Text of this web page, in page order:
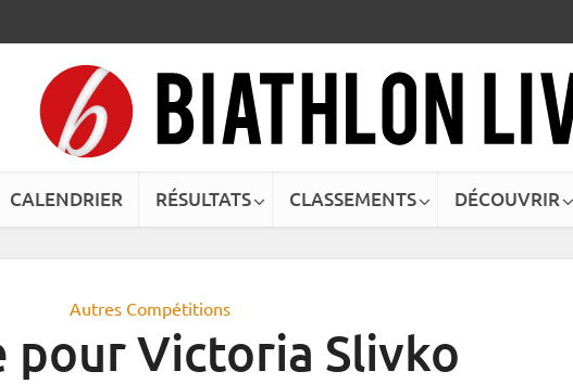
CALENDRIER RÉSULTATS CLASSEMENTS DÉCOUVRIR
Autres Compétitions
pour Victoria Slivko